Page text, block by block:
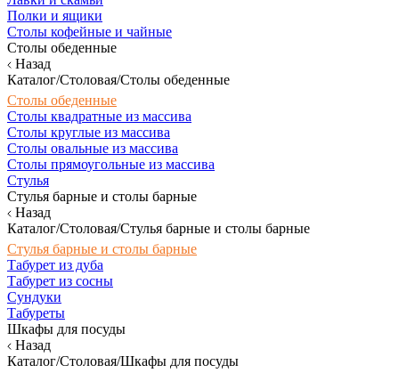
Полки и ящики
Столы кофейные и чайные
Столы обеденные
Назад
Каталог/Столовая/Столы обеденные
Столы обеденные
Столы квадратные из массива
Столы круглые из массива
Столы овальные из массива
Столы прямоугольные из массива
Стулья
Стулья барные и столы барные
Назад
Каталог/Столовая/Стулья барные и столы барные
Стулья барные и столы барные
Табурет из дуба
Табурет из сосны
Сундуки
Табуреты
Шкафы для посуды
Назад
Каталог/Столовая/Шкафы для посуды